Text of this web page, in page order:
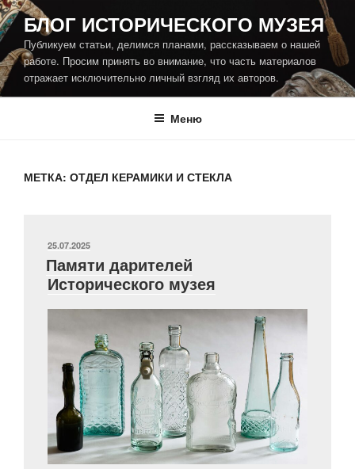
Перейти
к
содержимому
БЛОГ ИСТОРИЧЕСКОГО МУЗЕЯ
Публикуем статьи, делимся планами, рассказываем о нашей
работе. Просим принять во внимание, что часть материалов
отражает исключительно личный взгляд их авторов.
Меню
МЕТКА: ОТДЕЛ КЕРАМИКИ И СТЕКЛА
ОПУБЛИКОВАНО
25.07.2025
Памяти дарителей
Исторического музея